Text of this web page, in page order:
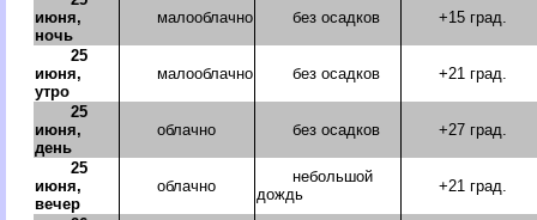
июня,
ночь
малооблачно без осадков +15 град.
25
июня,
утро
малооблачно без осадков +21 град.
25
июня,
день
облачно без осадков +27 град.
25
июня,
вечер
облачно
небольшой
дождь
+21 град.